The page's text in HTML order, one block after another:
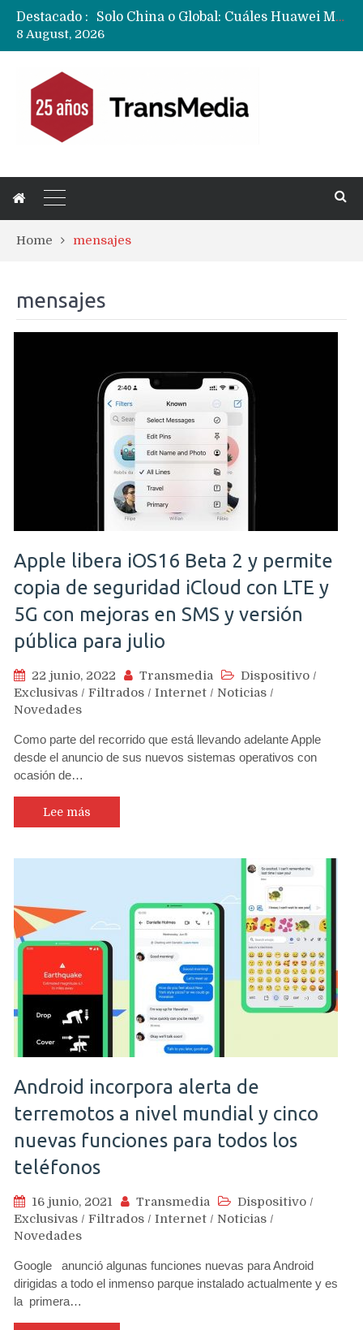
Destacado :
Data Centers de Huawei en Chile, México, Brasil,Perú y Argentina podrían verse afectados por arremetida de EE.UU
8 August, 2026
Home mensajes
mensajes
Apple libera iOS16 Beta 2 y permite
copia de seguridad iCloud con LTE y
5G con mejoras en SMS y versión
pública para julio
22 junio, 2022 Transmedia Dispositivo /
Exclusivas / Filtrados / Internet / Noticias /
Novedades
Como parte del recorrido que está llevando adelante Apple
desde el anuncio de sus nuevos sistemas operativos con
ocasión de…
Lee más
Android incorpora alerta de
terremotos a nivel mundial y cinco
nuevas funciones para todos los
teléfonos
16 junio, 2021 Transmedia Dispositivo /
Exclusivas / Filtrados / Internet / Noticias /
Novedades
Google anunció algunas funciones nuevas para Android
dirigidas a todo el inmenso parque instalado actualmente y es
la primera…